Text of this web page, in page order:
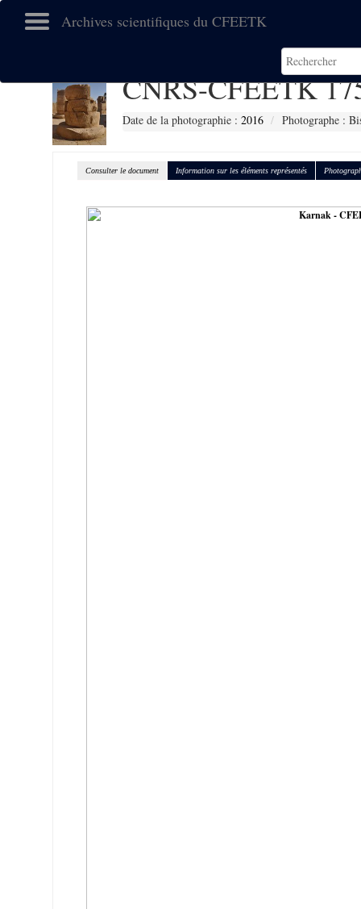
Archives scientifiques du CFEETK
CNRS-CFEETK
Date de la photographie : 2016 Photographe :
Consulter le document Information sur les éléments représentés